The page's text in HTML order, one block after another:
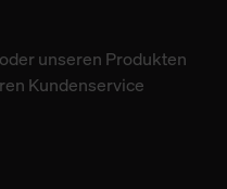
unseren Produkten
Kundenservice